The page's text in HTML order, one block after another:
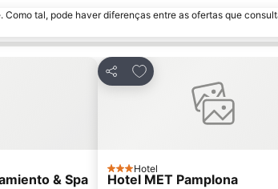
tal, pode haver diferenças entre as ofertas que
& Spa
Partilhar
Adicionar aos favoritos
3 Estrelas
Hotel
Hotel MET Pamplona